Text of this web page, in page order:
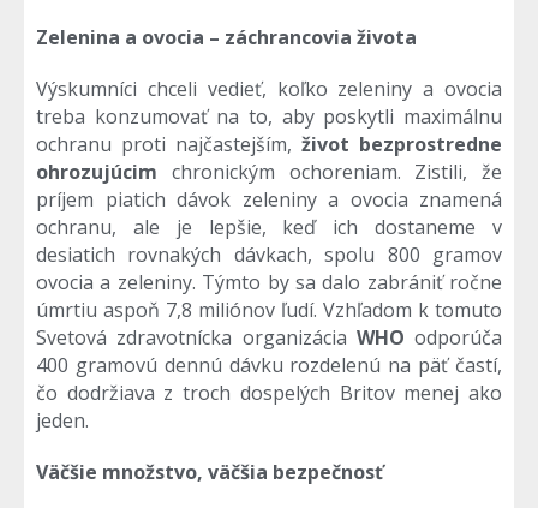
Zelenina a ovocia – záchrancovia života
Výskumníci chceli vedieť, koľko zeleniny a ovocia
treba konzumovať na to, aby poskytli maximálnu
ochranu proti najčastejším, život bezprostredne
ohrozujúcim chronickým ochoreniam. Zistili, že
príjem piatich dávok zeleniny a ovocia znamená
ochranu, ale je lepšie, keď ich dostaneme v
desiatich rovnakých dávkach, spolu 800 gramov
ovocia a zeleniny. Týmto by sa dalo zabrániť ročne
úmrtiu aspoň 7,8 miliónov ľudí. Vzhľadom k tomuto
Svetová zdravotnícka organizácia WHO odporúča
400 gramovú dennú dávku rozdelenú na päť častí,
čo dodržiava z troch dospelých Britov menej ako
jeden.
Väčšie množstvo, väčšia bezpečnosť